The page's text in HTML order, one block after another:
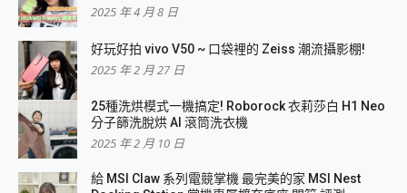
2025 年 4 月 8 日
好玩好拍 vivo V50 ~ 口袋裡的 Zeiss 潮流攝影棚!
2025 年 2 月 27 日
25種洗烘模式一機搞定! Roborock 衣莉莎白 H1 Neo
分子篩洗脫烘 AI 滾筒洗衣機
2025 年 2 月 10 日
給 MSI Claw 系列電競掌機 最完美的家 MSI Nest